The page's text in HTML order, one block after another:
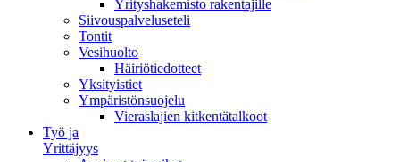
Yrityshakemisto rakentajille
Siivouspalveluseteli
Tontit
Vesihuolto
Häiriötiedotteet
Yksityistiet
Ympäristönsuojelu
Vieraslajien kitkentätalkoot
Työ ja
Yrittäjyys